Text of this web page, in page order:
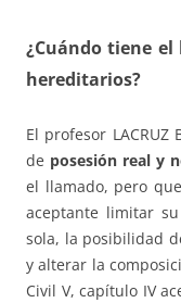
¿Cuándo tiene el
hereditarios?
El profesor LACRUZ
de posesión real y
el llamado, pero
aceptante limitar
sola, la posibilidad
y alterar la
Civil V, capítulo IV